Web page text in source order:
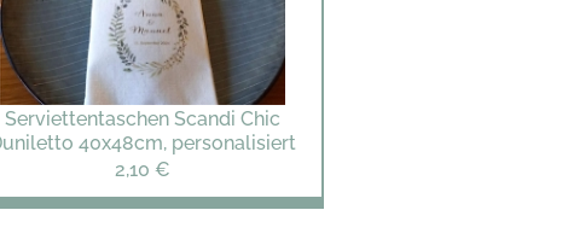
Serviettentaschen Scandi Chic
40x48cm, personalisiert
2,10 €